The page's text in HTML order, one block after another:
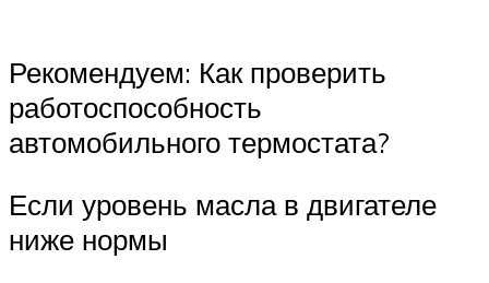
Рекомендуем: Как проверить
работоспособность
автомобильного термостата?
Если уровень масла в двигателе
ниже нормы